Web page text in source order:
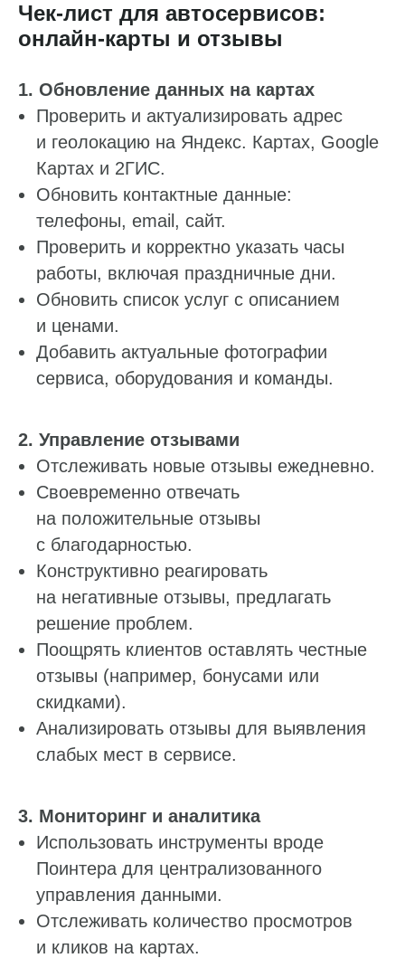
Чек-лист для автосервисов:
онлайн‑карты и отзывы
1. Обновление данных на картах
Проверить и актуализировать адрес
и геолокацию на Яндекс. Картах, Google
Картах и 2ГИС.
Обновить контактные данные:
телефоны, email, сайт.
Проверить и корректно указать часы
работы, включая праздничные дни.
Обновить список услуг с описанием
и ценами.
Добавить актуальные фотографии
сервиса, оборудования и команды.
2. Управление отзывами
Отслеживать новые отзывы ежедневно.
Своевременно отвечать
на положительные отзывы
с благодарностью.
Конструктивно реагировать
на негативные отзывы, предлагать
решение проблем.
Поощрять клиентов оставлять честные
отзывы (например, бонусами или
скидками).
Анализировать отзывы для выявления
слабых мест в сервисе.
3. Мониторинг и аналитика
Использовать инструменты вроде
Поинтера для централизованного
управления данными.
Отслеживать количество просмотров
и кликов на картах.
Работа с данными
Заполнение данных
Актуальность данных
Контроль изменения данных
Фантомы для поиска дубликатов
Фотографии
Статистика по трафику
SEO-контроль
Анализ конкурентов
Мониторинг конкурентов
Реклама на картах
Геоперфоманс реклама